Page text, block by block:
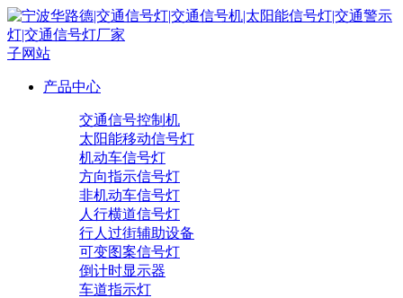
子网站
产品中心
交通信号控制机
太阳能移动信号灯
机动车信号灯
方向指示信号灯
非机动车信号灯
人行横道信号灯
行人过街辅助设备
可变图案信号灯
倒计时显示器
车道指示灯